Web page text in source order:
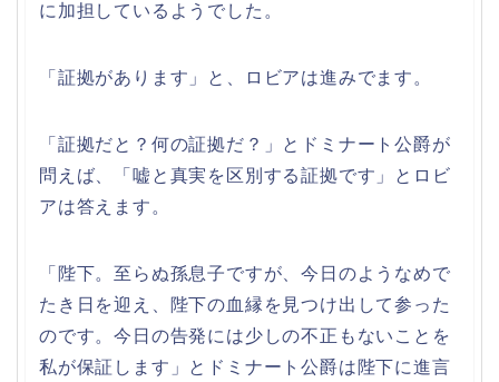
に加担しているようでした。
「証拠があります」と、ロビアは進みでます。
「証拠だと？何の証拠だ？」とドミナート公爵が
問えば、「嘘と真実を区別する証拠です」とロビ
アは答えます。
「陛下。至らぬ孫息子ですが、今日のようなめで
たき日を迎え、陛下の血縁を見つけ出して参った
のです。今日の告発には少しの不正もないことを
私が保証します」とドミナート公爵は陛下に進言